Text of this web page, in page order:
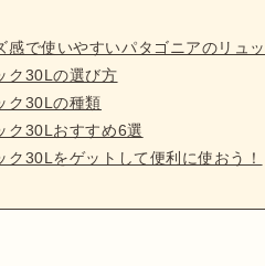
感で使いやすいパタゴニアのリュ
ク30Lの選び方
ク30Lの種類
ク30Lおすすめ6選
ク30Lをゲットして便利に使おう！